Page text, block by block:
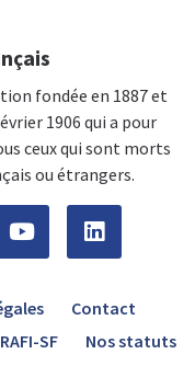
fondée en 1887 et
1906 qui a pour
ceux qui sont morts
ou étrangers.
Contact
RAFI-SF Nos statuts